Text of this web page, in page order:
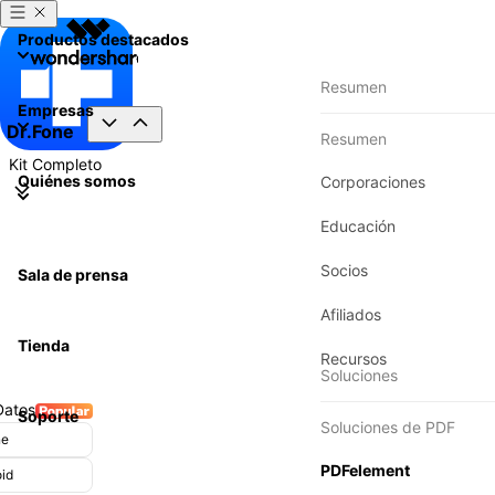
Productos destacados
Empresas
Resumen
Resumen
Corporaciones
Educación
Socios
Afiliados
Recursos
Soluciones
Soluciones de PDF
PDFelement
Quiénes somos
Sala de prensa
Tienda
Soporte
Dr.Fone
Kit Completo
Transferencia